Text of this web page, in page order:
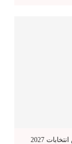
مشاو بعيد… حزب بدائرة فاس الشمالية عايش انتخابات 2027